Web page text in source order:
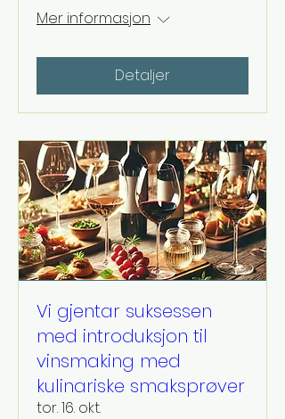
Mer informasjon
Detaljer
Vi gjentar suksessen
med introduksjon til
vinsmaking med
kulinariske smaksprøver
tor. 16. okt.